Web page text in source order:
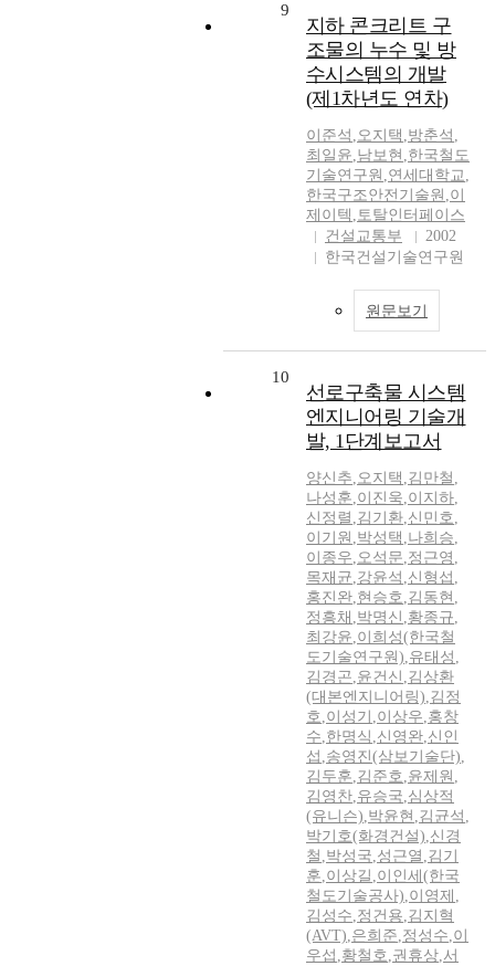
9
지하 콘크리트 구
조물의 누수 및 방
수시스템의 개발
(제1차년도 연차)
이준석 ,오지택 ,방춘석 ,
최일윤,남보현 ,한국철도
기술연구원 ,연세대학교,
한국구조안전기술원 ,이
제이텍 ,토탈인터페이스
건설교통부
2002
한국건설기술연구원
원문보기
10
선로구축물 시스템
엔지니어링 기술개
발, 1단계보고서
양신추,오지택 ,김만철 ,
나성훈,이진욱,이지하,
신정렬 ,김기환,신민호,
이기원 ,박성택 ,나희승,
이종우,오석문,정근영 ,
목재균,강윤석 ,신형섭 ,
홍진완,현승호,김동현 ,
정흥채 ,박명신 ,황종규,
최강윤,이희성(한국철
도기술연구원),유태성 ,
김경곤,윤건신 ,김상환
(대본엔지니어링),김정
호,이성기 ,이상우,홍창
수,한명식 ,신영완,신인
섭 ,송영진(삼보기술단),
김두훈,김준호,윤제원 ,
김영찬,유승국,심상적
(유니슨),박윤현 ,김균석 ,
박기호(화경건설),신경
철 ,박성국,성근열 ,김기
훈,이상길 ,이인세(한국
철도기술공사),이영제 ,
김성수,정건용,김지혁
(AVT),은희준,정성수,이
우섭 ,황철호,권휴상,서